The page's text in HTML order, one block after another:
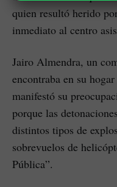
quien resultó herido
inmediato al centro
Jairo Almendra, un
encontraba en su
manifestó su
porque las
distintos tipos de
sobrevuelos de
Pública”.